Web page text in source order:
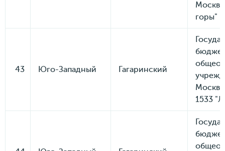
горы"
43 Юго-Западный Гагаринский
1533